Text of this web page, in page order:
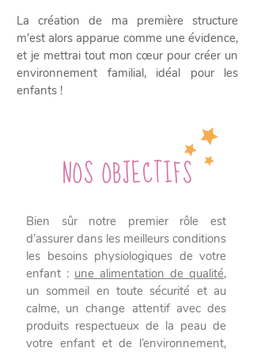
La création de ma première structure
m'est alors apparue comme une évidence,
et je mettrai tout mon cœur pour créer un
environnement familial, idéal pour les
enfants !
NOS OBJECTIFS
Bien sûr notre premier rôle est
d’assurer dans les meilleurs conditions
les besoins physiologiques de votre
enfant : une alimentation de qualité,
un sommeil en toute sécurité et au
calme, un change attentif avec des
produits respectueux de la peau de
votre enfant et de l’environnement,